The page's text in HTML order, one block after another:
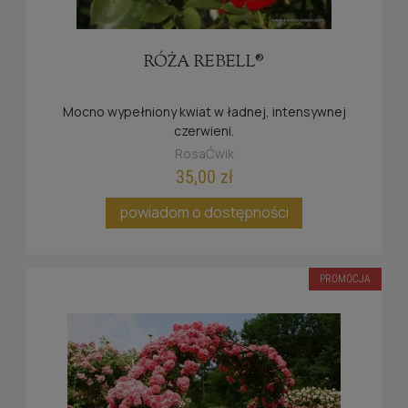
RÓŻA REBELL®
Mocno wypełniony kwiat w ładnej, intensywnej
czerwieni.
RosaĆwik
35,00 zł
powiadom o dostępności
PROMOCJA